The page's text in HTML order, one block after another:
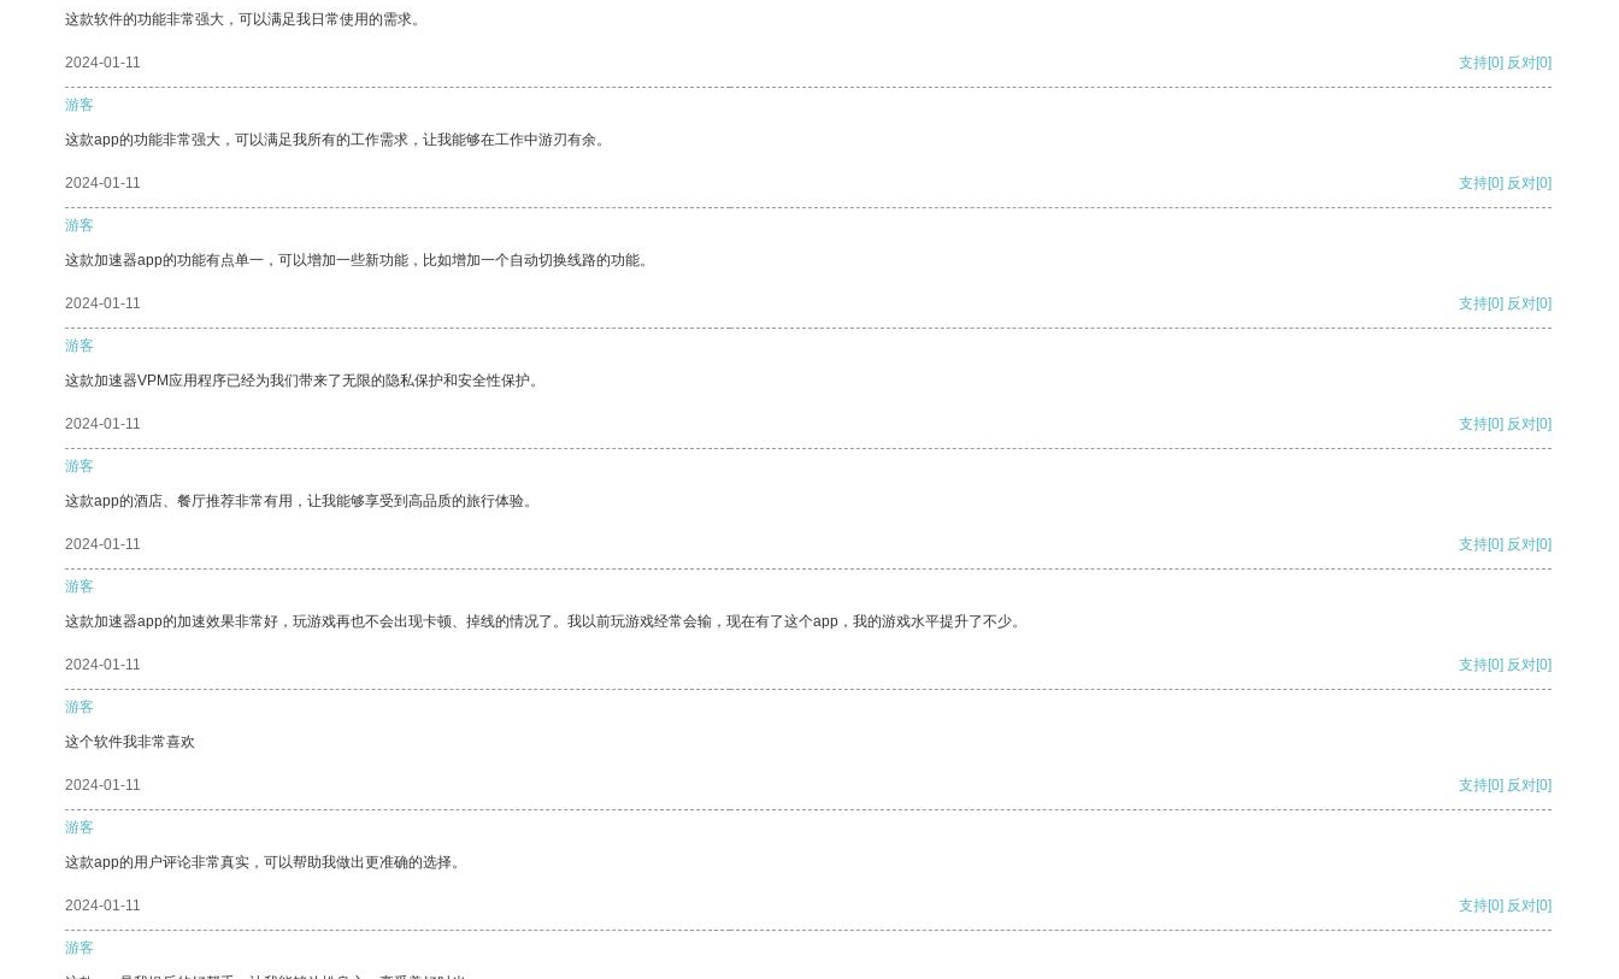
这款软件的功能非常强大，可以满足我日常使用的需求。
2024-01-11 支持[0] 反对[0]
游客
这款app的功能非常强大，可以满足我所有的工作需求，让我能够在工作中游刃有余。
2024-01-11 支持[0] 反对[0]
游客
这款加速器app的功能有点单一，可以增加一些新功能，比如增加一个自动切换线路的功能。
2024-01-11 支持[0] 反对[0]
游客
这款加速器VPM应用程序已经为我们带来了无限的隐私保护和安全性保护。
2024-01-11 支持[0] 反对[0]
游客
这款app的酒店、餐厅推荐非常有用，让我能够享受到高品质的旅行体验。
2024-01-11 支持[0] 反对[0]
游客
这款加速器app的加速效果非常好，玩游戏再也不会出现卡顿、掉线的情况了。我以前玩游戏经常会输，现在有了这个app，我的游戏水平提升了不少。
2024-01-11 支持[0] 反对[0]
游客
这个软件我非常喜欢
2024-01-11 支持[0] 反对[0]
游客
这款app的用户评论非常真实，可以帮助我做出更准确的选择。
2024-01-11 支持[0] 反对[0]
游客